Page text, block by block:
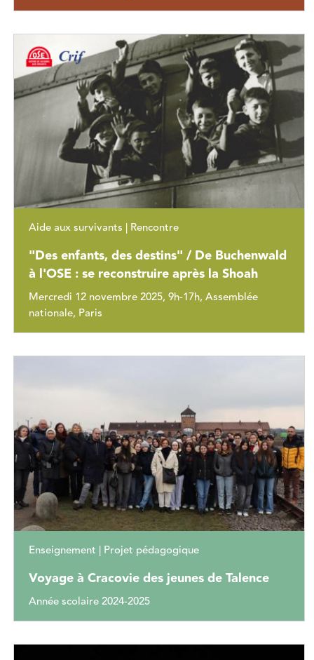
Aide aux survivants | Rencontre
"Des enfants, des destins" / De Buchenwald
à l'OSE : se reconstruire après la Shoah
Mercredi 12 novembre 2025, 9h-17h, Assemblée
nationale, Paris
Enseignement | Projet pédagogique
Voyage à Cracovie des jeunes de Talence
Année scolaire 2024-2025